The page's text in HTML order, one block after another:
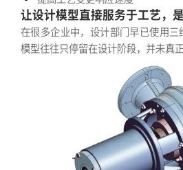
让设计模型直接服务于工艺，
在很多企业中，设计部门早已使用
模型往往只停留在设计阶段，并未真